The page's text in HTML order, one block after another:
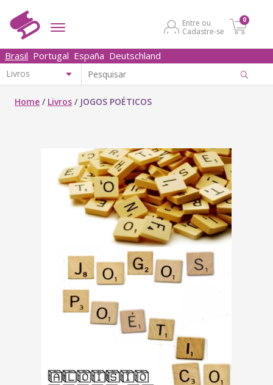
Entre ou
Cadastre-se
0
Brasil Portugal España Deutschland
Home / Livros / JOGOS POÉTICOS